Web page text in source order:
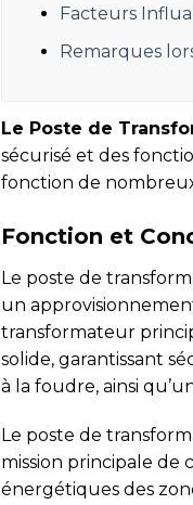
Facteurs
Remarques
Le Poste de
sécurisé et des
fonction de
Fonction et
Le poste de
un
transformateur
solide, garantissant
à la foudre, ainsi
Le poste de
mission principale de
énergétiques des